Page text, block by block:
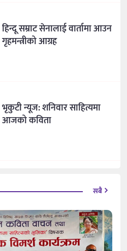
हिन्दू सम्राट सेनालाई वार्तामा आउन
गृहमन्त्रीको आग्रह
भृकुटी न्यूज: शनिवार साहित्यमा
आजको कविता
सबै